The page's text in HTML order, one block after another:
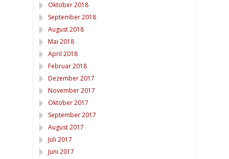
Oktober 2018
September 2018
August 2018
Mai 2018
April 2018
Februar 2018
Dezember 2017
November 2017
Oktober 2017
September 2017
August 2017
Juli 2017
Juni 2017